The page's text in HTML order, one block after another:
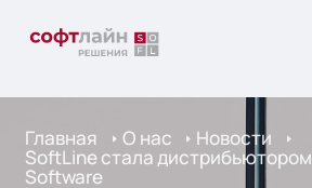
Главная О нас Новости
SoftLine стала
Software